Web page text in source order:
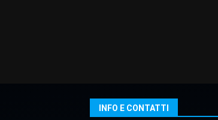
INFO E CONTATTI